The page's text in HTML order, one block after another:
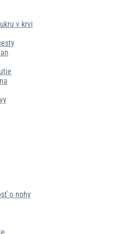
v krvi
o nohy